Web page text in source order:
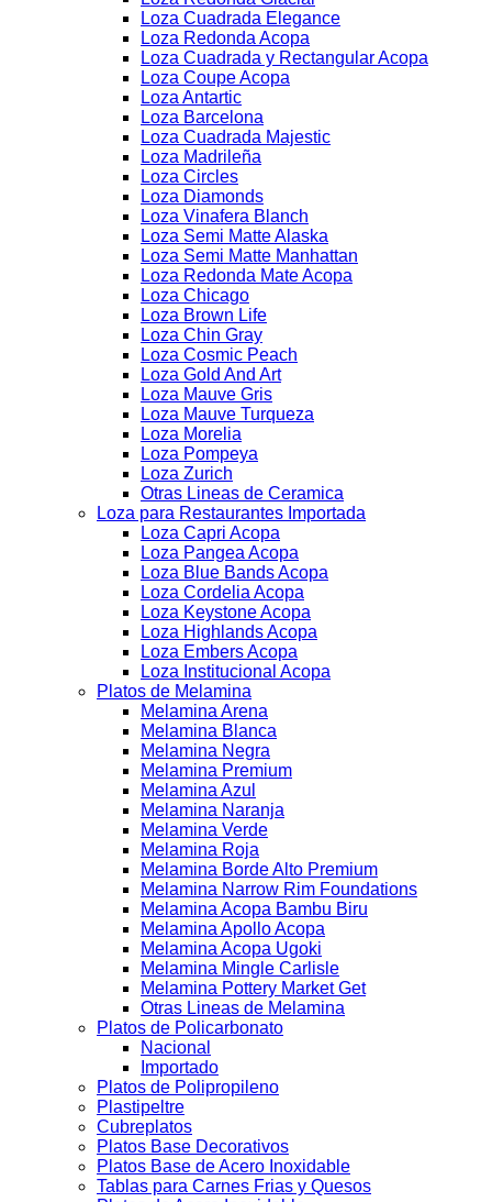
Loza Cuadrada Elegance
Loza Redonda Acopa
Loza Cuadrada y Rectangular Acopa
Loza Coupe Acopa
Loza Antartic
Loza Barcelona
Loza Cuadrada Majestic
Loza Madrileña
Loza Circles
Loza Diamonds
Loza Vinafera Blanch
Loza Semi Matte Alaska
Loza Semi Matte Manhattan
Loza Redonda Mate Acopa
Loza Chicago
Loza Brown Life
Loza Chin Gray
Loza Cosmic Peach
Loza Gold And Art
Loza Mauve Gris
Loza Mauve Turqueza
Loza Morelia
Loza Pompeya
Loza Zurich
Otras Lineas de Ceramica
Loza para Restaurantes Importada
Loza Capri Acopa
Loza Pangea Acopa
Loza Blue Bands Acopa
Loza Cordelia Acopa
Loza Keystone Acopa
Loza Highlands Acopa
Loza Embers Acopa
Loza Institucional Acopa
Platos de Melamina
Melamina Arena
Melamina Blanca
Melamina Negra
Melamina Premium
Melamina Azul
Melamina Naranja
Melamina Verde
Melamina Roja
Melamina Borde Alto Premium
Melamina Narrow Rim Foundations
Melamina Acopa Bambu Biru
Melamina Apollo Acopa
Melamina Acopa Ugoki
Melamina Mingle Carlisle
Melamina Pottery Market Get
Otras Lineas de Melamina
Platos de Policarbonato
Nacional
Importado
Platos de Polipropileno
Plastipeltre
Cubreplatos
Platos Base Decorativos
Platos Base de Acero Inoxidable
Tablas para Carnes Frias y Quesos